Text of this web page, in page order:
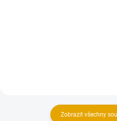
Zobrazit všechny